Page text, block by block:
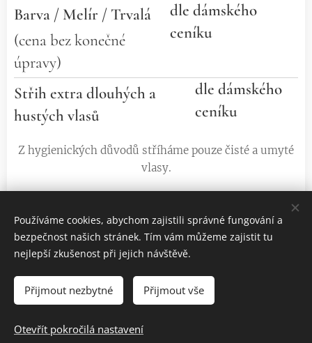
Barva / Melír / Trvalá
(cena bez konečné
úpravy)
dle dámského
ceníku
Střih extra dlouhých a
hustých vlasů
dle dámského
ceníku
Z hygienických důvodů stříháme pouze čisté a umyté
vlasy.
Simona Bradáčová IČO: 69308055
© 2023 Všechna práva vyhrazena
Cookies
Používáme cookies, abychom zajistili správné fungování a
bezpečnost našich stránek. Tím vám můžeme zajistit tu
nejlepší zkušenost při jejich návštěvě.
Přijmout nezbytné Přijmout vše
Otevřít pokročilá nastavení